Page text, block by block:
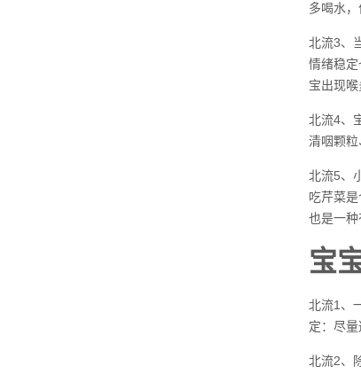
多喝水，
北流3、
情绪稳
宝出现喉
北流4、
清咽颗
北流5、
吃芹菜
也是一种
宝
北流1、
定：尽
北流2、